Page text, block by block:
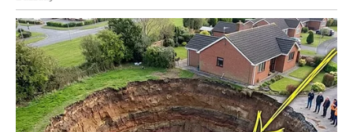
Na emotivnom planu dolazi do lepih promena. Partner
pokazuje više pažnje nego ranije, dok slobodni Bikovi
mogu dobiti poruku koja će im izmamiti osmeh na lice.
Veče donosi osećaj mira i sigurnosti.